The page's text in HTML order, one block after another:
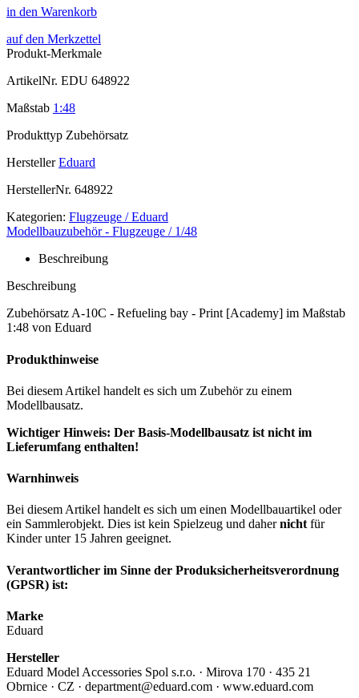
in den Warenkorb
auf den Merkzettel
Produkt-Merkmale
ArtikelNr. EDU 648922
Maßstab 1:48
Produkttyp Zubehörsatz
Hersteller Eduard
HerstellerNr. 648922
Kategorien: Flugzeuge / Eduard
Modellbauzubehör - Flugzeuge / 1/48
Beschreibung
Beschreibung
Zubehörsatz A-10C - Refueling bay - Print [Academy] im Maßstab
1:48 von Eduard
Produkthinweise
Bei diesem Artikel handelt es sich um Zubehör zu einem
Modellbausatz.
Wichtiger Hinweis: Der Basis-Modellbausatz ist nicht im
Lieferumfang enthalten!
Warnhinweis
Bei diesem Artikel handelt es sich um einen Modellbauartikel oder
ein Sammlerobjekt. Dies ist kein Spielzeug und dahernicht für
Kinder unter 15 Jahren geeignet.
Verantwortlicher im Sinne der Produksicherheitsverordnung
(GPSR) ist:
Marke
Eduard
Hersteller
Eduard Model Accessories Spol s.r.o. · Mirova 170 · 435 21
Obrnice · CZ · department@eduard.com · www.eduard.com